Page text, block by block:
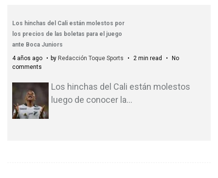
Los hinchas del Cali están molestos por
los precios de las boletas para el juego
ante Boca Juniors
4 años ago
by Redacción Toque Sports 2 min read
No
comments
Los hinchas del Cali están molestos
luego de conocer la…